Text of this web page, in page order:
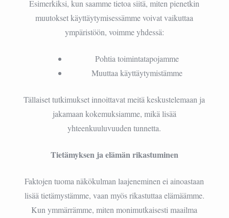
Esimerkiksi, kun saamme tietoa siitä, miten pienetkin
muutokset käyttäytymisessämme voivat vaikuttaa
ympäristöön, voimme yhdessä:
Pohtia toimintatapojamme
Muuttaa käyttäytymistämme
Tällaiset tutkimukset innoittavat meitä keskustelemaan ja
jakamaan kokemuksiamme, mikä lisää
yhteenkuuluvuuden tunnetta.
Tietämyksen ja elämän rikastuminen
Faktojen tuoma näkökulman laajeneminen ei ainoastaan
lisää tietämystämme, vaan myös rikastuttaa elämäämme.
Kun ymmärrämme, miten monimutkaisesti maailma